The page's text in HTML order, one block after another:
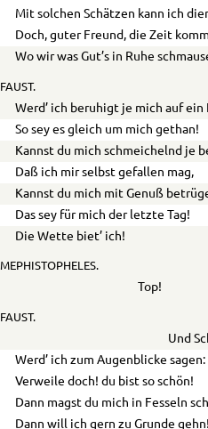
Mit solchen Schätzen kann ich
Doch, guter Freund, die Zeit
Wo wir was Gut’s in Ruhe
FAUST.
Werd’ ich beruhigt je mich auf
So sey es gleich um mich gethan!
Kannst du mich schmeichelnd je
Daß ich mir selbst gefallen mag,
Kannst du mich mit Genuß
Das sey für mich der letzte Tag!
Die Wette biet’ ich!
MEPHISTOPHELES.
Top!
FAUST.
Und
Werd’ ich zum Augenblicke sagen:
Verweile doch! du bist so schön!
Dann magst du mich in Fesseln
Dann will ich gern zu Grunde